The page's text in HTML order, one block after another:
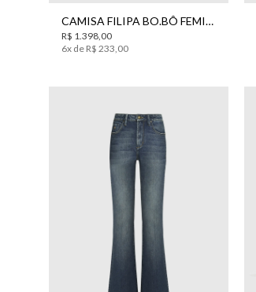
CAMISA FILIPA BO.BÔ FEMININA
R$ 1 398, 00
6x de R$ 233 00